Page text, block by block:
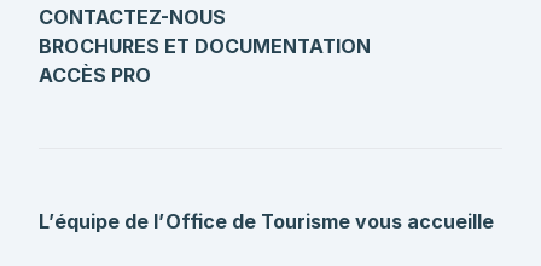
CONTACTEZ-NOUS
BROCHURES ET DOCUMENTATION
ACCÈS PRO
L’équipe de l’Office de Tourisme vous accueille